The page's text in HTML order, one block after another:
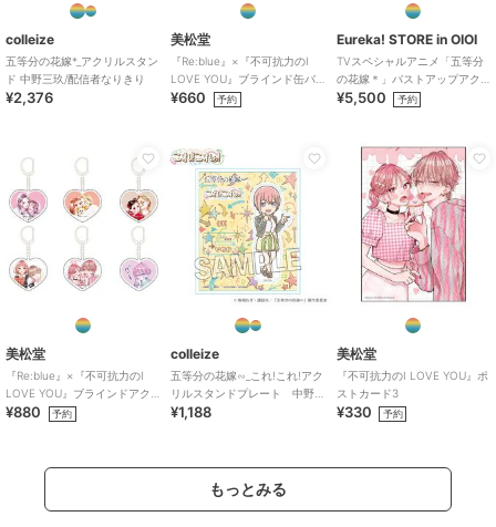
colleize
五等分の花嫁*_アクリルスタン
ド 中野三玖/配信者なりきり
¥2,376
美松堂
『Re:blue』×『不可抗力のI
LOVE YOU』ブラインド缶バ
ッジ（全6種）
¥660 予約
Eureka! STORE in OIOI
TVスペシャルアニメ「五等分
の花嫁＊」バストアップアク
リルメガスタンド 三玖
¥5,500 予約
美松堂
『Re:blue』×『不可抗力のI
LOVE YOU』ブラインドアク
リルキーホルダー（全6種）
¥880 予約
colleize
五等分の花嫁∽_これ!これ!アク
リルスタンドプレート 中野
一花
¥1,188
美松堂
『不可抗力のI LOVE YOU』ポ
ストカード3
¥330 予約
もっとみる